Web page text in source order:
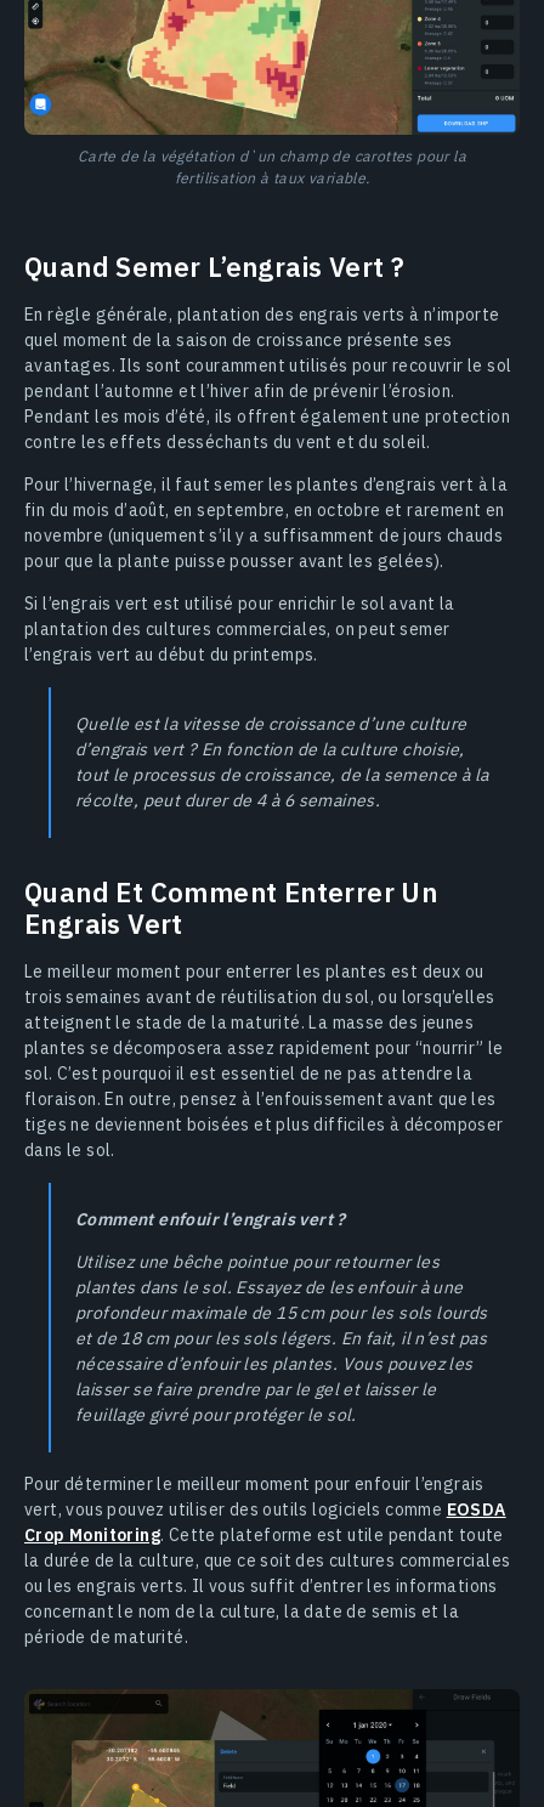
Carte de la végétation d`un champ de carottes pour la
fertilisation à taux variable.
Quand Semer L’engrais Vert ?
En règle générale, plantation des engrais verts à n’importe
quel moment de la saison de croissance présente ses
avantages. Ils sont couramment utilisés pour recouvrir le sol
pendant l’automne et l’hiver afin de prévenir l’érosion.
Pendant les mois d’été, ils offrent également une protection
contre les effets desséchants du vent et du soleil.
Pour l’hivernage, il faut semer les plantes d’engrais vert à la
fin du mois d’août, en septembre, en octobre et rarement en
novembre (uniquement s’il y a suffisamment de jours chauds
pour que la plante puisse pousser avant les gelées).
Si l’engrais vert est utilisé pour enrichir le sol avant la
plantation des cultures commerciales, on peut semer
l’engrais vert au début du printemps.
Quelle est la vitesse de croissance d’une culture
d’engrais vert ? En fonction de la culture choisie,
tout le processus de croissance, de la semence à la
récolte, peut durer de 4 à 6 semaines.
Quand Et Comment Enterrer Un
Engrais Vert
Le meilleur moment pour enterrer les plantes est deux ou
trois semaines avant de réutilisation du sol, ou lorsqu’elles
atteignent le stade de la maturité. La masse des jeunes
plantes se décomposera assez rapidement pour “nourrir” le
sol. C’est pourquoi il est essentiel de ne pas attendre la
floraison. En outre, pensez à l’enfouissement avant que les
tiges ne deviennent boisées et plus difficiles à décomposer
dans le sol.
Comment enfouir l’engrais vert ?
Utilisez une bêche pointue pour retourner les
plantes dans le sol. Essayez de les enfouir à une
profondeur maximale de 15 cm pour les sols lourds
et de 18 cm pour les sols légers. En fait, il n’est pas
nécessaire d’enfouir les plantes. Vous pouvez les
laisser se faire prendre par le gel et laisser le
feuillage givré pour protéger le sol.
Pour déterminer le meilleur moment pour enfouir l’engrais
vert, vous pouvez utiliser des outils logiciels comme EOSDA
Crop Monitoring. Cette plateforme est utile pendant toute
la durée de la culture, que ce soit des cultures commerciales
ou les engrais verts. Il vous suffit d’entrer les informations
concernant le nom de la culture, la date de semis et la
période de maturité.